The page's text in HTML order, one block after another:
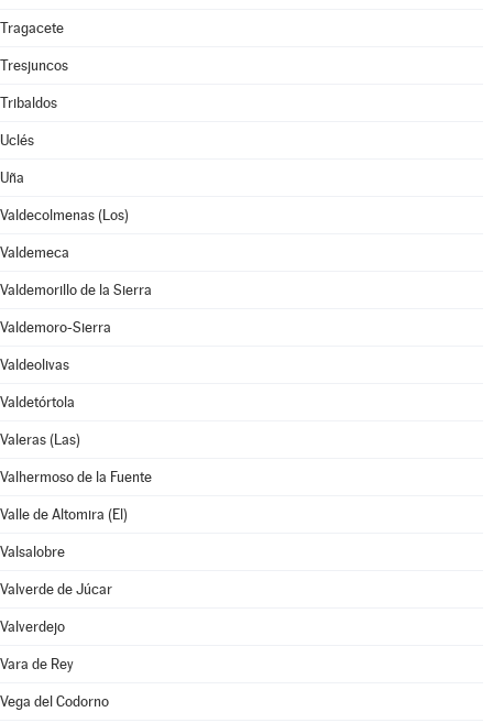
Tragacete
Tresjuncos
Tribaldos
Uclés
Uña
Valdecolmenas (Los)
Valdemeca
Valdemorillo de la Sierra
Valdemoro-Sierra
Valdeolivas
Valdetórtola
Valeras (Las)
Valhermoso de la Fuente
Valle de Altomira (El)
Valsalobre
Valverde de Júcar
Valverdejo
Vara de Rey
Vega del Codorno